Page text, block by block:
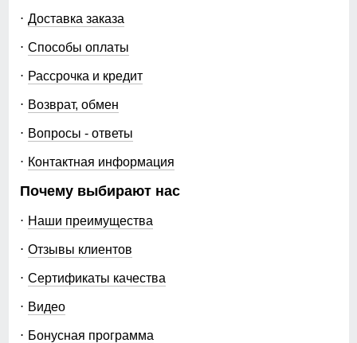
Доставка заказа
Способы оплаты
Рассрочка и кредит
Возврат, обмен
Вопросы - ответы
Контактная информация
Почему выбирают нас
Наши преимущества
Отзывы клиентов
Сертификаты качества
Видео
Бонусная программа